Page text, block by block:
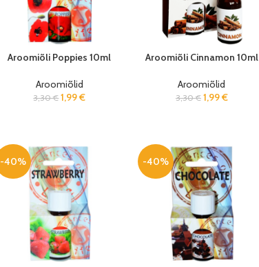
Aroomiõli Poppies 10ml
Aroomiõlid
3,30€ 1,99€
Aroomiõli Cinnamon 10ml
Aroomiõlid
3,30€ 1,99€
-40% -40%